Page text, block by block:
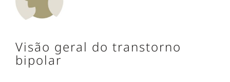
Visão geral do transtorno
bipolar